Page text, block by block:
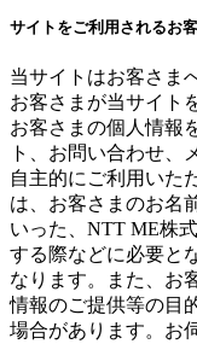
サイトをご利用されるお
当サイトはお客さま
お客さまが当サイト
お客さまの個人情報
ト、お問い合わせ、
自主的にご利用いた
は、お客さまのお名
いった、NTT ME株
する際などに必要と
なります。また、お
情報のご提供等の目
場合があります。お